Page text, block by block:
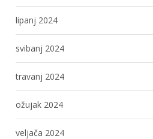
lipanj 2024
svibanj 2024
travanj 2024
ožujak 2024
veljača 2024